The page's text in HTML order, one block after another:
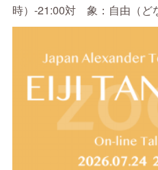
時）-21:00対 象：自由（ど